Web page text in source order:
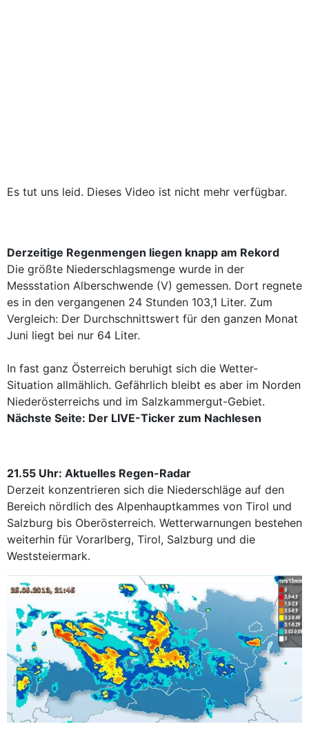
Es tut uns leid. Dieses Video ist nicht mehr verfügbar.
Derzeitige Regenmengen liegen knapp am Rekord
Die größte Niederschlagsmenge wurde in der
Messstation Alberschwende (V) gemessen. Dort regnete
es in den vergangenen 24 Stunden 103,1 Liter. Zum
Vergleich: Der Durchschnittswert für den ganzen Monat
Juni liegt bei nur 64 Liter.
In fast ganz Österreich beruhigt sich die Wetter-
Situation allmählich. Gefährlich bleibt es aber im Norden
Niederösterreichs und im Salzkammergut-Gebiet.
Nächste Seite: Der LIVE-Ticker zum Nachlesen
21.55 Uhr: Aktuelles Regen-Radar
Derzeit konzentrieren sich die Niederschläge auf den
Bereich nördlich des Alpenhauptkammes von Tirol und
Salzburg bis Oberösterreich. Wetterwarnungen bestehen
weiterhin für Vorarlberg, Tirol, Salzburg und die
Weststeiermark.